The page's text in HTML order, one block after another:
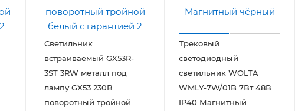
Светильник
встраиваемый GX53R-
3ST 3RW металл под
лампу GX53 230В
поворотный тройной
Трековый
светодиодный
светильник WOLTA
WMLY-7W/01B 7Вт 48В
IP40 Магнитный